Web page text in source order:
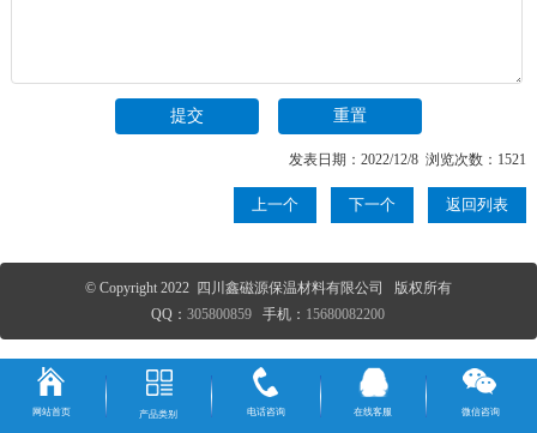
发表日期：2022/12/8 浏览次数：1521
上一个 下一个 返回列表
© Copyright 2022 四川鑫磁源保温材料有限公司 版权所有
QQ：305800859 手机： 15680082200
网站首页 产品类别 电话咨询 在线客服 微信咨询